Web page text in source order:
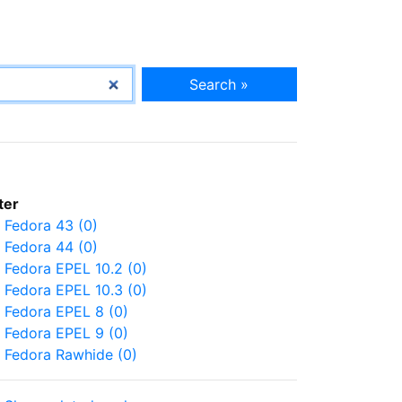
Search »
Fedora 43 (0)
Fedora 44 (0)
Fedora EPEL 10.2 (0)
Fedora EPEL 10.3 (0)
Fedora EPEL 8 (0)
Fedora EPEL 9 (0)
Fedora Rawhide (0)